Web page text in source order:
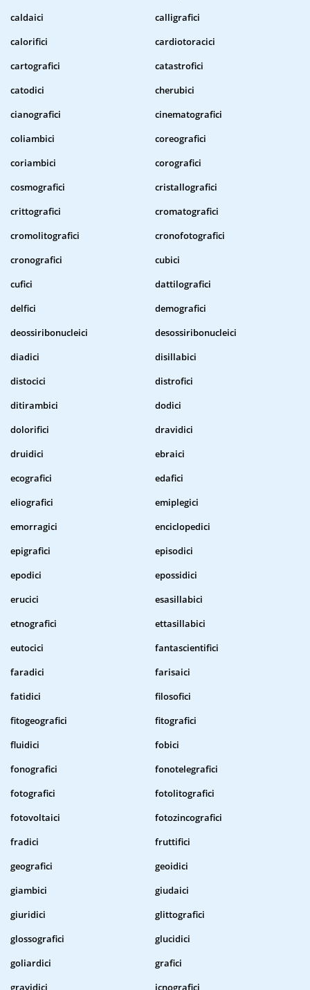
caldaici
calligrafici
calorifici
cardiotoracici
cartografici
catastrofici
catodici
cherubici
cianografici
cinematografici
coliambici
coreografici
coriambici
corografici
cosmografici
cristallografici
crittografici
cromatografici
cromolitografici
cronofotografici
cronografici
cubici
cufici
dattilografici
delfici
demografici
deossiribonucleici
desossiribonucleici
diadici
disillabici
distocici
distrofici
ditirambici
dodici
dolorifici
dravidici
druidici
ebraici
ecografici
edafici
eliografici
emiplegici
emorragici
enciclopedici
epigrafici
episodici
epodici
epossidici
erucici
esasillabici
etnografici
ettasillabici
eutocici
fantascientifici
faradici
farisaici
fatidici
filosofici
fitogeografici
fitografici
fluidici
fobici
fonografici
fonotelegrafici
fotografici
fotolitografici
fotovoltaici
fotozincografici
fradici
fruttifici
geografici
geoidici
giambici
giudaici
giuridici
glittografici
glossografici
glucidici
goliardici
grafici
gravidici
icnografici